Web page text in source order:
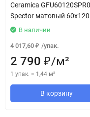
Ceramica
Spector матовый 60x120
В наличии
4 017,60 ₽ /упак.
2 790 ₽/м²
1 упак. = 1,44 м²
В корзину